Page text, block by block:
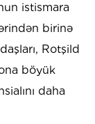
istismara
birinə
Rotşild
böyük
daha